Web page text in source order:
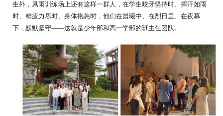
生外，风雨训练场上还有这样一群人，在学生咬牙坚持时、挥汗如雨
时、精疲力尽时、身体抱恙时，他们在晨曦中、在烈日里、在夜幕
下，默默坚守——这就是少年部和高一学部的班主任团队。